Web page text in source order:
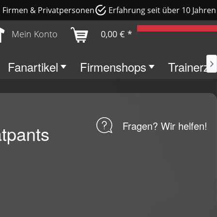
& Privatpersonen Erfahrung seit über 10 Jahren
Mein Konto 0,00 € *
Fanartikel Firmenshops 
Fragen? Wir helfen!